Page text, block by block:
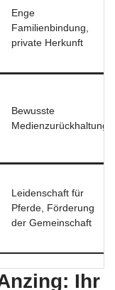
Enge
Familienbindung,
private Herkunft
Bewusste
Medienzurückhaltung
Leidenschaft für
Pferde, Förderung
der Gemeinschaft
Ihr